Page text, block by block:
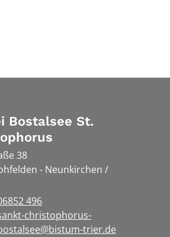
Bostalsee St.
38
- Neunkirchen /
496
christophorus-
trier.de